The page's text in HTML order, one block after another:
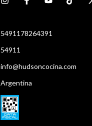
5491178264391
54911
info@hudsoncocina.com
Argentina